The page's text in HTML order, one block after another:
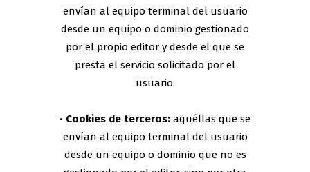
envían al equipo terminal del usuario
desde un equipo o dominio gestionado
por el propio editor y desde el que se
presta el servicio solicitado por el
usuario.
• Cookies de terceros: aquéllas que se
envían al equipo terminal del usuario
desde un equipo o dominio que no es